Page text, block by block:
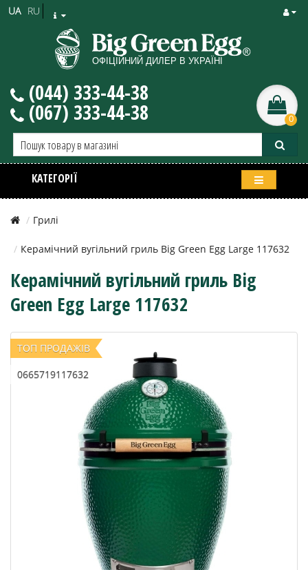
RU
UA
(044) 333-44-38
(067) 333-44-38 0
КАТЕГОРІЇ
Грилі
Керамічний вугільний гриль Big Green Egg Large 117632
Керамічний вугільний гриль Big
Green Egg Large 117632
ТОП ПРОДАЖІВ
0665719117632